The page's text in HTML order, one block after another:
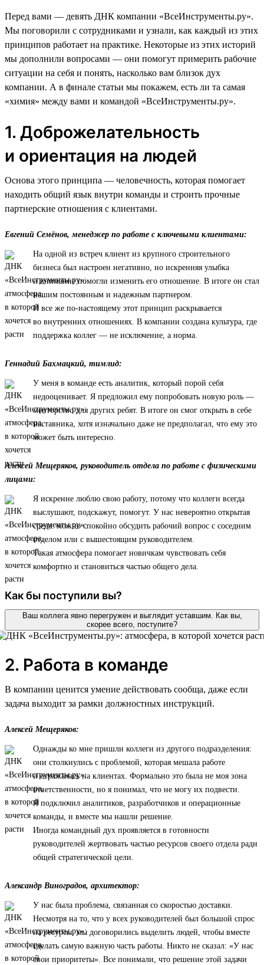
Перед вами — девять ДНК компании «ВсеИнструменты.ру».
Мы поговорили с сотрудниками и узнали, как каждый из этих
принципов работает на практике. Некоторые из этих историй
мы дополнили вопросами — они помогут примерить рабочие
ситуации на себя и понять, насколько вам близок дух
компании. А в финале статьи мы покажем, есть ли та самая
«химия» между вами и командой «ВсеИнструменты.ру».
1. Доброжелательность
и ориентация на людей
Основа этого принципа — человечность, которая помогает
находить общий язык внутри команды и строить прочные
партнерские отношения с клиентами.
Евгений Семёнов, менеджер по работе с ключевыми клиентами:
На одной из встреч клиент из крупного строительного
бизнеса был настроен негативно, но искренняя улыбка
и внимание помогли изменить его отношение. В итоге он стал
нашим постоянным и надежным партнером.
И все же по-настоящему этот принцип раскрывается
во внутренних отношениях. В компании создана культура, где
поддержка коллег — не исключение, а норма.
Геннадий Бахмацкий, тимлид:
У меня в команде есть аналитик, который порой себя
недооценивает. Я предложил ему попробовать новую роль —
менторство для других ребят. В итоге он смог открыть в себе
наставника, хотя изначально даже не предполагал, что ему это
может быть интересно.
Алексей Мещеряков, руководитель отдела по работе с физическими
лицами:
Я искренне люблю свою работу, потому что коллеги всегда
выслушают, подскажут, помогут. У нас невероятно открытая
среда: можно спокойно обсудить рабочий вопрос с соседним
отделом или с вышестоящим руководителем.
Такая атмосфера помогает новичкам чувствовать себя
комфортно и становиться частью общего дела.
Как бы поступили вы?
Ваш коллега явно перегружен и выглядит уставшим. Как вы,
скорее всего, поступите?
2. Работа в команде
В компании ценится умение действовать сообща, даже если
задача выходит за рамки должностных инструкций.
Алексей Мещеряков:
Однажды ко мне пришли коллеги из другого подразделения:
они столкнулись с проблемой, которая мешала работе
и отражалась на клиентах. Формально это была не моя зона
ответственности, но я понимал, что не могу их подвести.
Я подключил аналитиков, разработчиков и операционные
команды, и вместе мы нашли решение.
Иногда командный дух проявляется в готовности
руководителей жертвовать частью ресурсов своего отдела ради
общей стратегической цели.
Александр Виноградов, архитектор:
У нас была проблема, связанная со скоростью доставки.
Несмотря на то, что у всех руководителей был большой спрос
на ресурсы, мы договорились выделить людей, чтобы вместе
сделать самую важную часть работы. Никто не сказал: «У нас
свои приоритеты». Все понимали, что решение этой задачи